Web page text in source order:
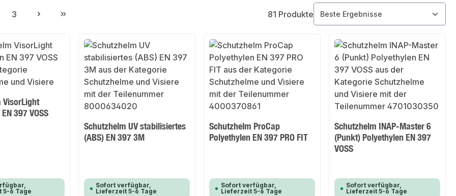
Seite
3 81 Produkte
VisorLight
397 VOSS
5-6 Tage
Schutzhelm UV stabilisiertes
(ABS) EN 397 3M
Sofort verfügbar,
Lieferzeit 5-6 Tage
Schutzhelm ProCap
Polyethylen EN 397 PRO FIT
Sofort verfügbar,
Lieferzeit 5-6 Tage
Schutzhelm INAP-Master 6
(Punkt) Polyethylen EN 397
VOSS
Sofort verfügbar,
Lieferzeit 5-6 Tage